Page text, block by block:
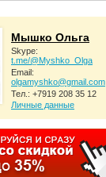
Мышко Ольга
Skype:
t.me/@Myshko_Olga
Email:
olgamyshko@gmail.com
Тел.: +7919 208 35 12
Личные данные